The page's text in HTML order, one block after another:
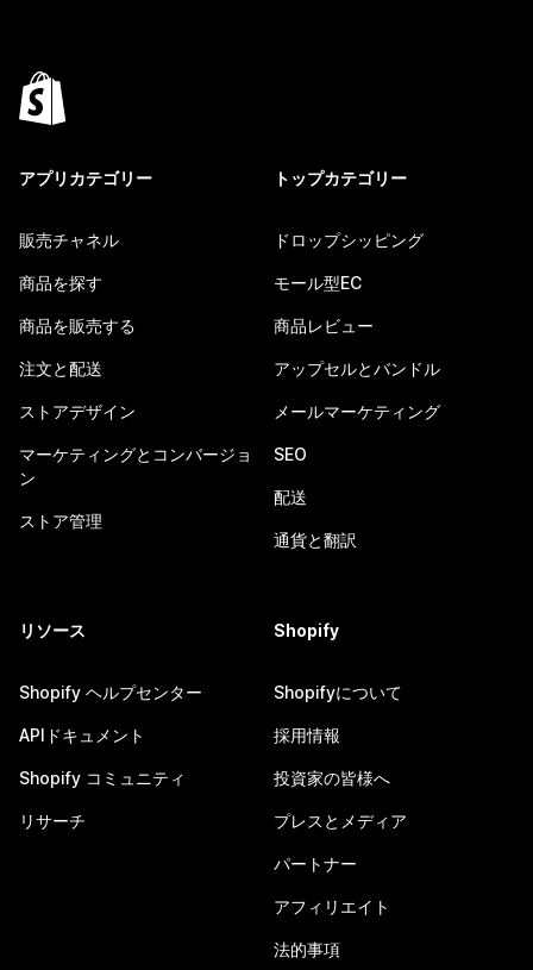
アプリカテゴリー
販売チャネル
商品を探す
商品を販売する
注文と配送
ストアデザイン
マーケティングとコンバージョ
ン
ストア管理
トップカテゴリー
ドロップシッピング
モール型EC
商品レビュー
アップセルとバンドル
メールマーケティング
SEO
配送
通貨と翻訳
リソース
Shopify ヘルプセンター
APIドキュメント
Shopify コミュニティ
リサーチ
Shopify
Shopifyについて
採用情報
投資家の皆様へ
プレスとメディア
パートナー
アフィリエイト
法的事項